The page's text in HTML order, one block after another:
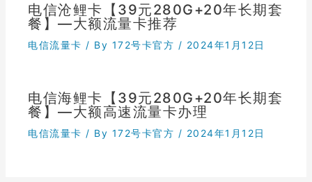
电信沧鲤卡【39元280G+20年长期套
餐】—大额流量卡推荐
电信流量卡 / By 172号卡官方 / 2024年1月12日
电信海鲤卡【39元280G+20年长期套
餐】—大额高速流量卡办理
电信流量卡 / By 172号卡官方 / 2024年1月12日